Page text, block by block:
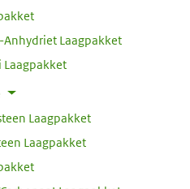
Anhydriet Laagpakket
Laagpakket
Laagpakket
Laagpakket